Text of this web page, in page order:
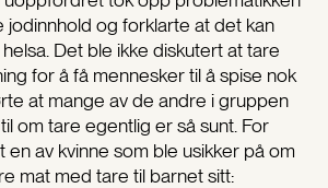
jodinnhold og forklarte at det kan
Det ble ikke diskutert at tare
for å få mennesker til å spise nok
at mange av de andre i gruppen
om tare egentlig er så sunt. For
en av kvinne som ble usikker på om
mat med tare til barnet sitt: